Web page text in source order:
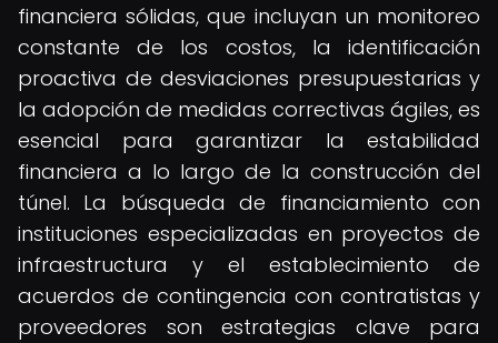
financiera sólidas, que incluyan un monitoreo
constante de los costos, la identificación
proactiva de desviaciones presupuestarias y
la adopción de medidas correctivas ágiles, es
esencial para garantizar la estabilidad
financiera a lo largo de la construcción del
túnel. La búsqueda de financiamiento con
instituciones especializadas en proyectos de
infraestructura y el establecimiento de
acuerdos de contingencia con contratistas y
proveedores son estrategias clave para